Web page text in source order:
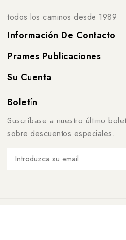
todos los caminos desde 1989
Información De Contacto
Prames Publicaciones
Su Cuenta
Boletín
Suscríbase a nuestro último
sobre descuentos especiales.